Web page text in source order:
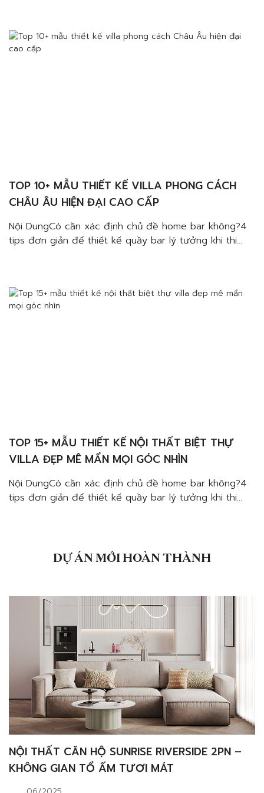
đến việc lưu […]
TOP 10+ MẪU THIẾT KẾ VILLA PHONG CÁCH
CHÂU ÂU HIỆN ĐẠI CAO CẤP
Nội DungCó cần xác định chủ đề home bar không?4
tips đơn giản để thiết kế quầy bar lý tưởng khi thi
đến việc lưu […]
TOP 15+ MẪU THIẾT KẾ NỘI THẤT BIỆT THỰ
VILLA ĐẸP MÊ MẨN MỌI GÓC NHÌN
Nội DungCó cần xác định chủ đề home bar không?4
tips đơn giản để thiết kế quầy bar lý tưởng khi thi
đến việc lưu […]DỰ ÁN MỚI HOÀN THÀNH
NỘI THẤT CĂN HỘ SUNRISE RIVERSIDE 2PN –
KHÔNG GIAN TỔ ẤM TƯƠI MÁT